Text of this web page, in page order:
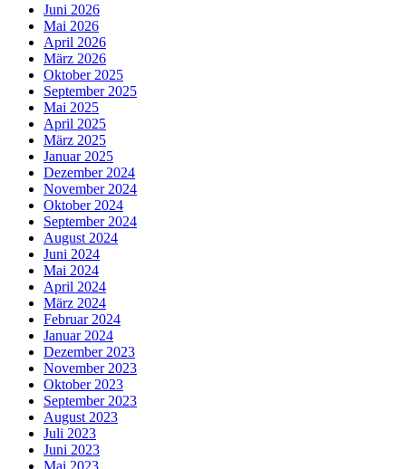
Juni 2026
Mai 2026
April 2026
März 2026
Oktober 2025
September 2025
Mai 2025
April 2025
März 2025
Januar 2025
Dezember 2024
November 2024
Oktober 2024
September 2024
August 2024
Juni 2024
Mai 2024
April 2024
März 2024
Februar 2024
Januar 2024
Dezember 2023
November 2023
Oktober 2023
September 2023
August 2023
Juli 2023
Juni 2023
Mai 2023